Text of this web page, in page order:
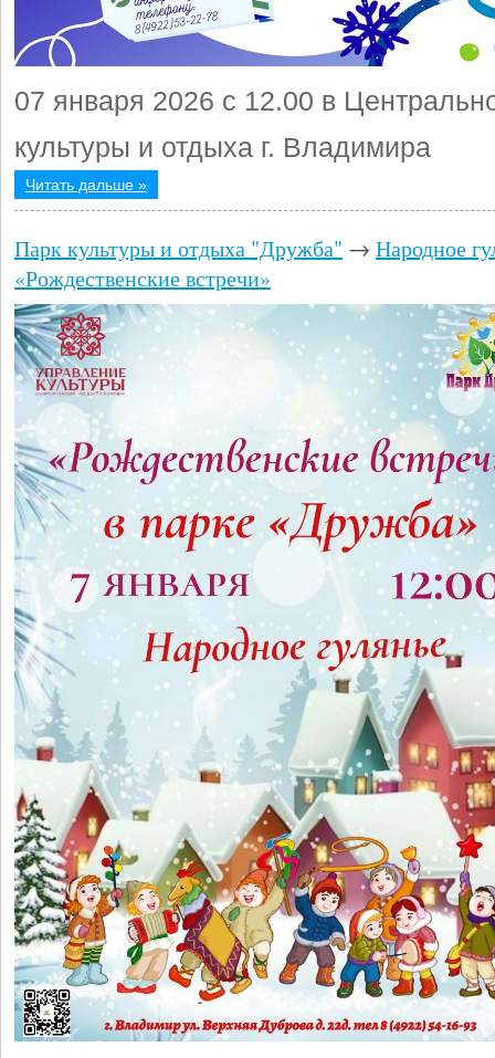
07 января 2026 с 12.00 в
культуры и отдыха г. Владимира
Читать дальше »
Парк культуры и отдыха "Дружба" → Народное
«Рождественские встречи»